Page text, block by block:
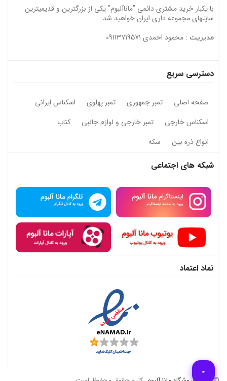
با یکبار خرید مشتری دائمی "ماناآلبوم" یکی از بزرگترین و قدیمیترین
سایتهای مجموعه داری ایران خواهید شد
مدیریت : محمود احمدی 09113719571
دسترسی سریع
صفحه اصلی تمبر جمهوری تمبر پهلوی
اسکناس ایرانی
اسکناس خارجی
تمبر خارجی و لوازم جانبی
کتاب
انواع ذره بین
سکه
شبکه های اجتماعی
نماد اعتماد